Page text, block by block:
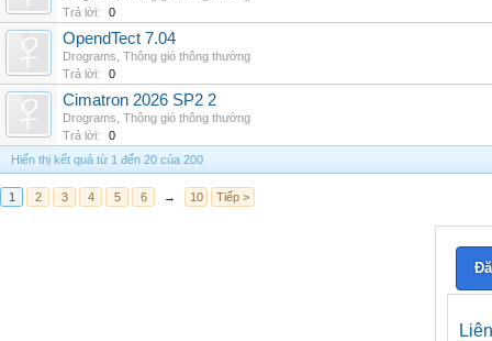
Trả lời:
0
OpendTect 7.04
Drograms Thông gió thông thường
Trả lời:
0
Cimatron 2026 SP2 2
Drograms Thông gió thông thường
Trả lời:
0
Hiển thị kết quả từ 1 đến 20 của 200
1 2 3 4 5 6 → 10 Tiếp >